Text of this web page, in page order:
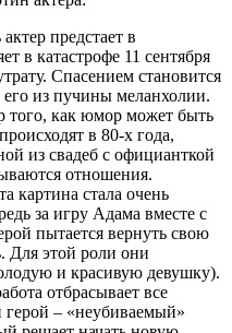
предстает в
в катастрофе 11 сентября
Спасением становится
его из пучины меланхолии.
того, как юмор может быть
в 80-х года,
из свадеб с официанткой
отношения.
картина стала очень
за игру Адама вместе с
пытается вернуть свою
Для этой роли они
и красивую девушку).
отбрасывает все
– «неубиваемый»